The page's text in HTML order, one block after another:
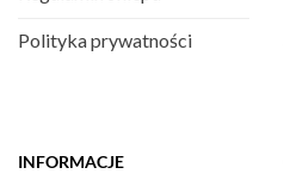
Polityka prywatności
INFORMACJE